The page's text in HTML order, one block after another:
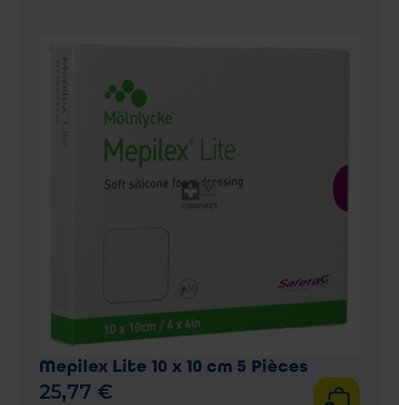
Mepilex Lite 10 x 10 cm 5 Pièces
25,77 €